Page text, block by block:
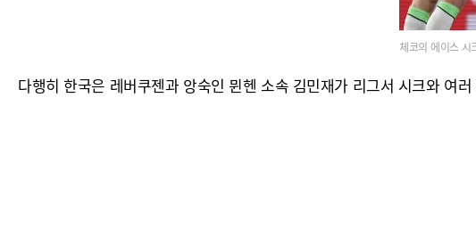
체코의 에이스
다행히 한국은 레버쿠젠과 앙숙인 뮌헨 소속 김민재가 리그서 시크와 여